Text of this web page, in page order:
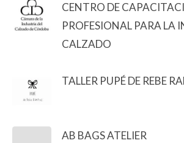
CENTRO DE
PROFESIONAL PARA LA
CALZADO
TALLER PUPÉ DE REBE
AB BAGS ATELIER